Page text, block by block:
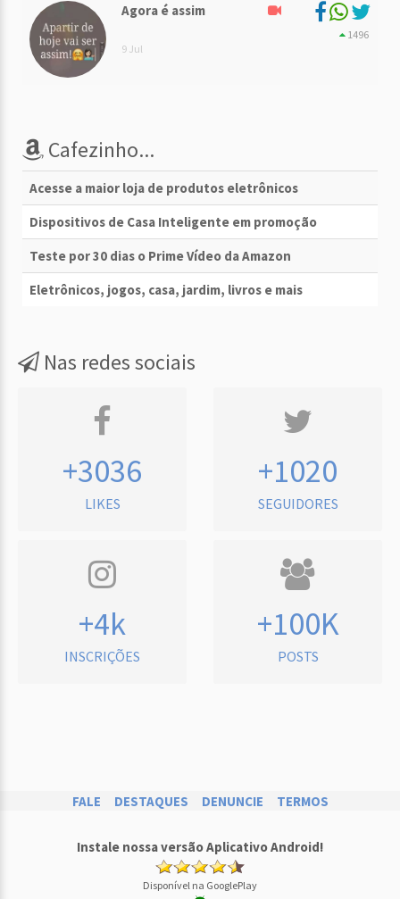
Agora é assim
9 Jul
1496
Cafezinho...
Acesse a maior loja de produtos eletrônicos
Dispositivos de Casa Inteligente em promoção
Teste por 30 dias o Prime Vídeo da Amazon
Eletrônicos, jogos, casa, jardim, livros e mais
Nas redes sociais
+3036
LIKES
+1020
SEGUIDORES
+4k
INSCRIÇÕES
+100K
POSTS
FALE DESTAQUES DENUNCIE TERMOS
Instale nossa versão Aplicativo Android!
Disponível na GooglePlay